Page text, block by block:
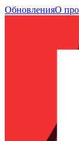
ОбновленияО